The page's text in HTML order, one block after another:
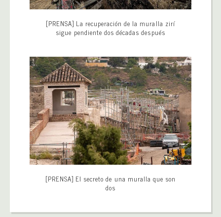
[PRENSA] La recuperación de la muralla zirí
sigue pendiente dos décadas después
[PRENSA] El secreto de una muralla que son
dos